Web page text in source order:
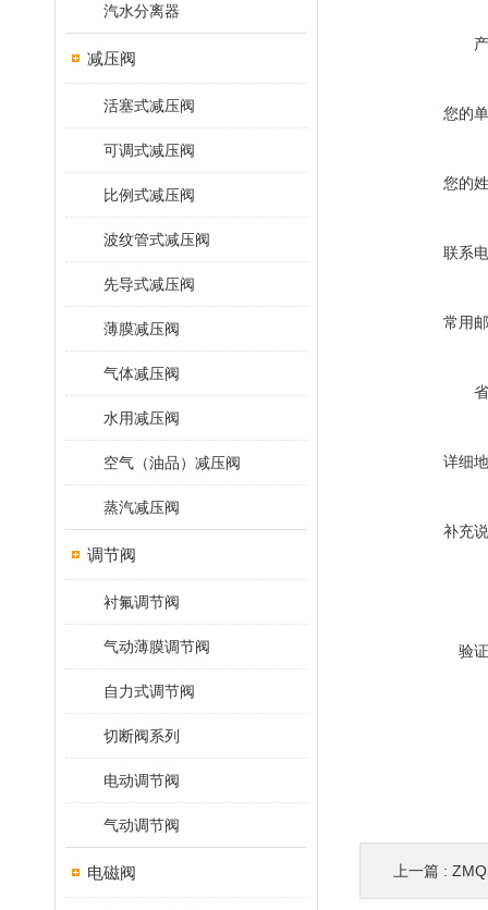
汽水分离器
减压阀
活塞式减压阀
可调式减压阀
比例式减压阀
波纹管式减压阀
先导式减压阀
薄膜减压阀
气体减压阀
水用减压阀
空气（油品）减压阀
蒸汽减压阀
调节阀
衬氟调节阀
气动薄膜调节阀
自力式调节阀
切断阀系列
电动调节阀
气动调节阀
电磁阀
您的
您的
联系
常用
详细
补充
验
上一篇 :